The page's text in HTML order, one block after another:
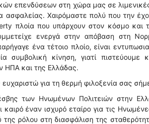
επενδύσεων στη χώρα μας σε
ασφαλείας. Χαιρόμαστε πολύ που την
πλοία που υπάρχουν στον κόσμο και
ενεργά στην απόβαση στη
ένα τέτοιο πλοίο, είναι
συμβολική κίνηση, γιατί πιστεύουμε
ΗΠΑ και της Ελλάδας.
για τη θερμή φιλοξενία σας
των Ηνωμένων Πολιτειών στην
έναν ισχυρό εταίρο για τις
της ρόλου στη διασφάλιση της